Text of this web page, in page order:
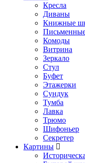
Кресла
Диваны
Книжные
Комоды
Витрина
Зеркало
Стул
Буфет
Этажерки
Сундук
Тумба
Лавка
Трюмо
Шифоньер
Секретер
Картины